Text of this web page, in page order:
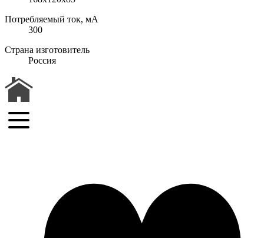
Потребляемый ток, мА
300
Страна изготовитель
Россия